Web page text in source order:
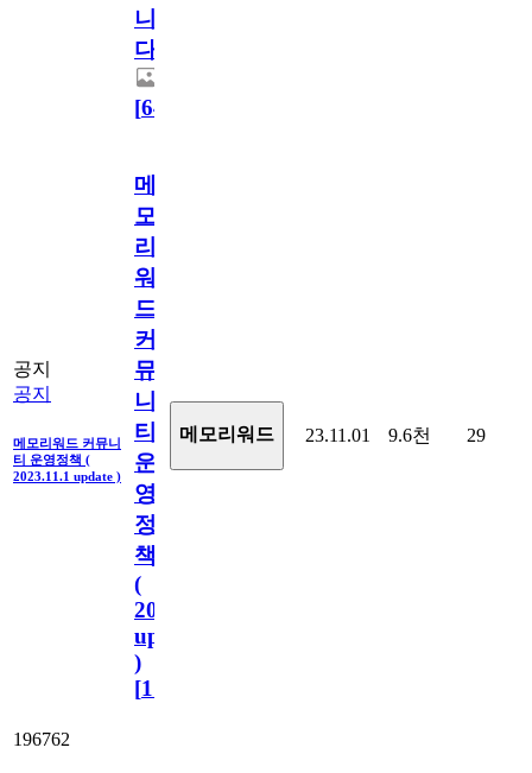
니
다.
[64
공지
공지
메모리워드 커뮤니
티 운영정책 (
2023.11.1 update )
메
모
리
워
드
커
뮤
니
티
운
영
정
책
(
2023.11.1
update
)
[110
메모리워드 23.11.01 9.6천 29
196762